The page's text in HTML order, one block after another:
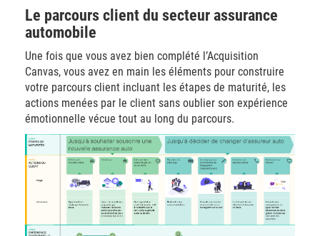
Le parcours client du secteur assurance
automobile
Une fois que vous avez bien complété l’Acquisition
Canvas, vous avez en main les éléments pour construire
votre parcours client incluant les étapes de maturité, les
actions menées par le client sans oublier son expérience
émotionnelle vécue tout au long du parcours.